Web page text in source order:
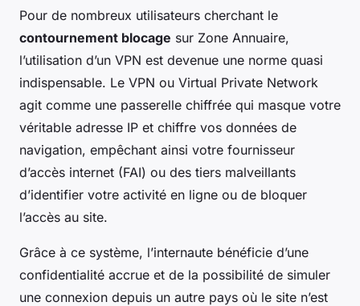
Pour de nombreux utilisateurs cherchant le
contournement blocage sur Zone Annuaire,
l’utilisation d’un VPN est devenue une norme quasi
indispensable. Le VPN ou Virtual Private Network
agit comme une passerelle chiffrée qui masque votre
véritable adresse IP et chiffre vos données de
navigation, empêchant ainsi votre fournisseur
d’accès internet (FAI) ou des tiers malveillants
d’identifier votre activité en ligne ou de bloquer
l’accès au site.
Grâce à ce système, l’internaute bénéficie d’une
confidentialité accrue et de la possibilité de simuler
une connexion depuis un autre pays où le site n’est